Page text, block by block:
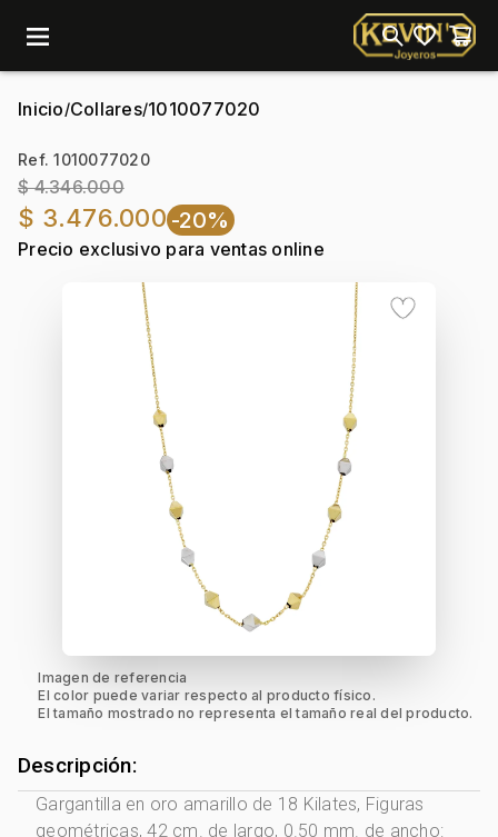
menu
Inicio/Collares/1010077020
Ref. 1010077020
$ 4.346.000
$ 3.476.000 -20%
Precio exclusivo para ventas online
Imagen de referencia
El color puede variar respecto al producto físico.
El tamaño mostrado no representa el tamaño real del producto.
Descripción:
Gargantilla en oro amarillo de 18 Kilates, Figuras
geométricas, 42 cm. de largo, 0.50 mm. de ancho: